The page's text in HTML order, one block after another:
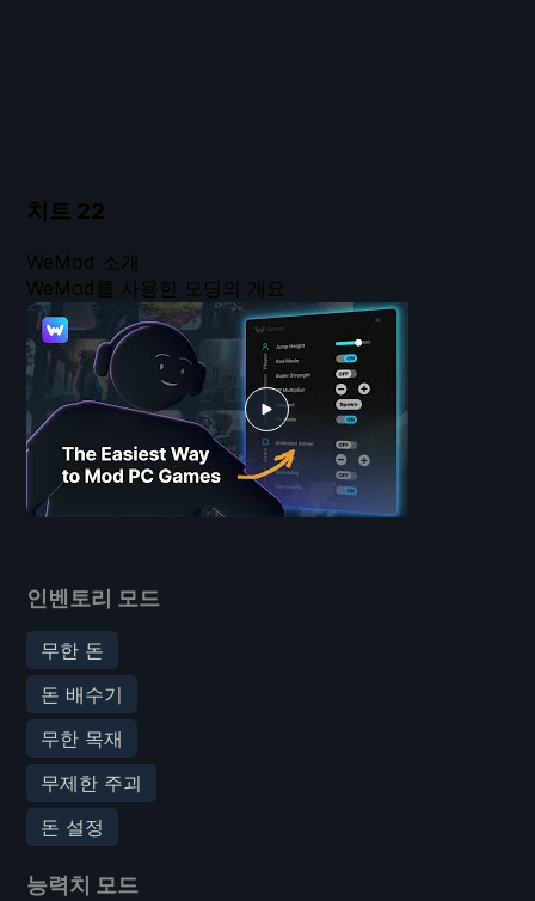
치트 22
인벤토리 모드
무한 돈
돈 배수기
무한 목재
무제한 주괴
돈 설정
능력치 모드
WeMod 소개
WeMod를 사용한 모딩의 개요